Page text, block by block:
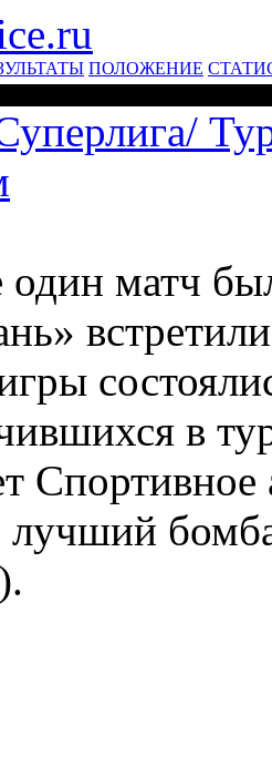
ПОЛОЖЕНИЕ
один матч
в
лучший